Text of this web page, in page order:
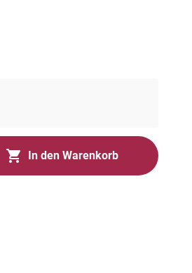
In den Warenkorb